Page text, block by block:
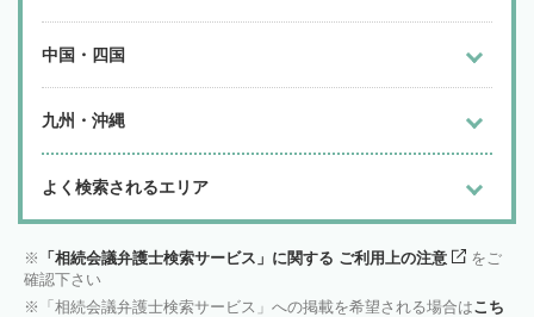
中国・四国
九州・沖縄
よく検索されるエリア
「相続会議弁護士検索サービス」に関する ご利用上の注意
をご
確認下さい
「相続会議弁護士検索サービス」への掲載を希望される場合はこち